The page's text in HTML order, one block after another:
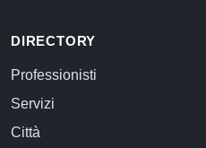
DIRECTORY
Professionisti
Servizi
Città